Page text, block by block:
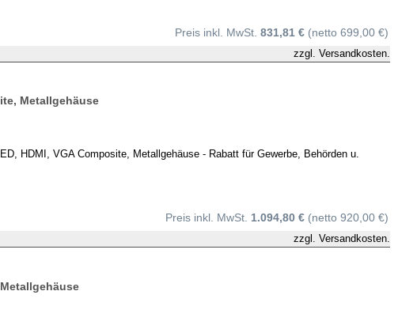
Preis inkl. MwSt. 831,81 € (netto 699,00 €)
zzgl. Versandkosten.
Metallgehäuse
HDMI, VGA Composite, Metallgehäuse - Rabatt für Gewerbe, Behörden u.
Preis inkl. MwSt. 1.094,80 € (netto 920,00 €)
zzgl. Versandkosten.